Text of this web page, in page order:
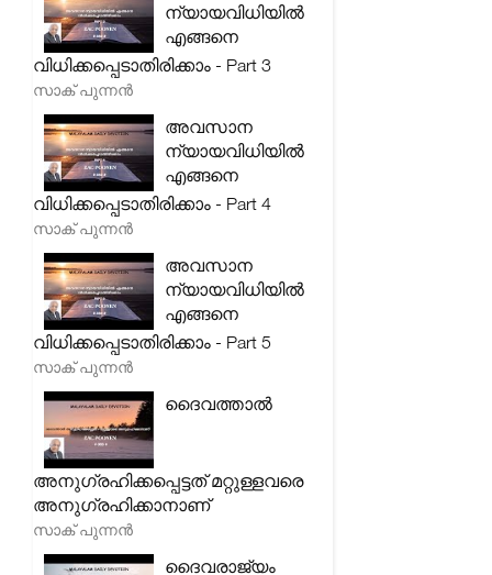
ന്യായവിധിയിൽ
എങ്ങനെ
വിധിക്കപ്പെടാതിരിക്കാം - Part 3
സാക് പുന്നൻ
അവസാന
ന്യായവിധിയിൽ
എങ്ങനെ
വിധിക്കപ്പെടാതിരിക്കാം - Part 4
സാക് പുന്നൻ
അവസാന
ന്യായവിധിയിൽ
എങ്ങനെ
വിധിക്കപ്പെടാതിരിക്കാം - Part 5
സാക് പുന്നൻ
ദൈവത്താൽ
അനുഗ്രഹിക്കപ്പെട്ടത് മറ്റുള്ളവരെ
അനുഗ്രഹിക്കാനാണ്
സാക് പുന്നൻ
ദൈവരാജ്യം